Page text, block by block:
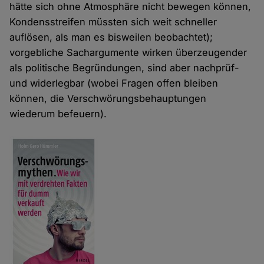
hätte sich ohne Atmosphäre nicht bewegen können,
Kondensstreifen müssten sich weit schneller
auflösen, als man es bisweilen beobachtet);
vorgebliche Sachargumente wirken überzeugender
als politische Begründungen, sind aber nachprüf-
und widerlegbar (wobei Fragen offen bleiben
können, die Verschwörungsbehauptungen
wiederum befeuern).